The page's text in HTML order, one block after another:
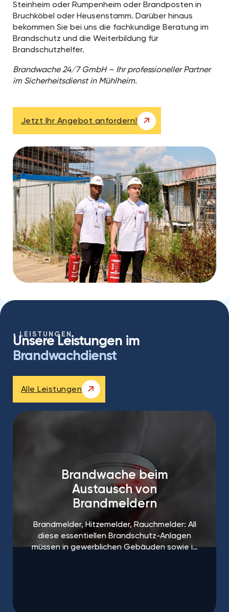
Steinheim oder Rumpenheim oder Brandposten in
Bruchköbel oder Heusenstamm. Darüber hinaus
bekommen Sie bei uns die fachkundige Beratung im
Brandschutz und die Weiterbildung für
Brandschutzhelfer.
Brandwache 24/7 GmbH – Ihr professioneller Partner
im Sicherheitsdienst in Mühlheim.
Jetzt Ihr Angebot anfordern!
LEISTUNGEN
Unsere Leistungen im
Brandwachdienst
Alle Leistungen
Brandwache beim
Austausch von
Brandmeldern
Brandmelder, Hitzemelder, Rauchmelder: All
diese essentiellen Brandschutz-Anlagen
müssen in gewerblichen Gebäuden sowie in